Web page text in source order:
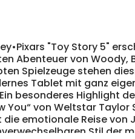
"Toy Story 5"
Abenteuer von Woody,
Spielzeuge stehen
Tablet mit ganz
besonderes Highlight
You“ von Weltstar Taylor
emotionale Reise von
Stil der